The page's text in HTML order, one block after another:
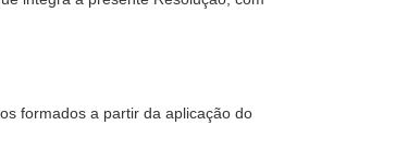
formados a partir da aplicação do